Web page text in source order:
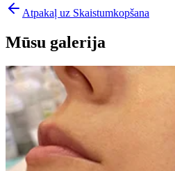
Atpakaļ uz Skaistumkopšana
Mūsu galerija